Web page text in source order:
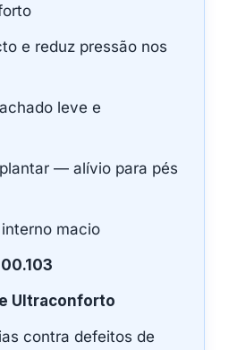
e reduz pressão nos
leve e
— alívio para pés
macio
Ultraconforto
contra defeitos de